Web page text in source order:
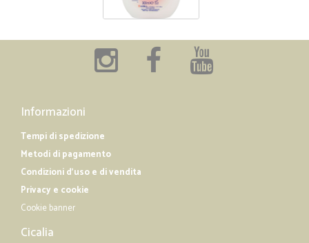
Informazioni
Tempi di spedizione
Metodi di pagamento
Condizioni d'uso e di vendita
Privacy e cookie
Cookie banner
Cicalia